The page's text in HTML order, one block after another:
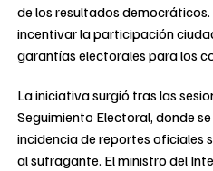
de los resultados
incentivar la participación
garantías electorales para los
La iniciativa surgió tras las
Seguimiento Electoral, donde
incidencia de reportes oficiales
al sufragante. El ministro del